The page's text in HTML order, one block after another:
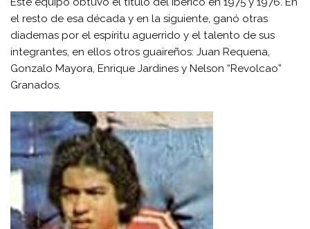
el resto de esa década y en la siguiente, ganó otras
diademas por el espíritu aguerrido y el talento de sus
integrantes, en ellos otros guaireños: Juan Requena,
Gonzalo Mayora, Enrique Jardines y Nelson “Revolcao”
Granados.